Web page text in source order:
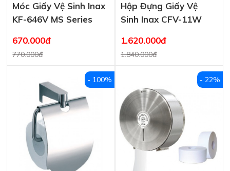
Móc Giấy Vệ Sinh Inax
KF-646V MS Series
670.000đ
770.000đ
Hộp Đựng Giấy Vệ
Sinh Inax CFV-11W
1.620.000đ
1.840.000đ
- 100% - 22%